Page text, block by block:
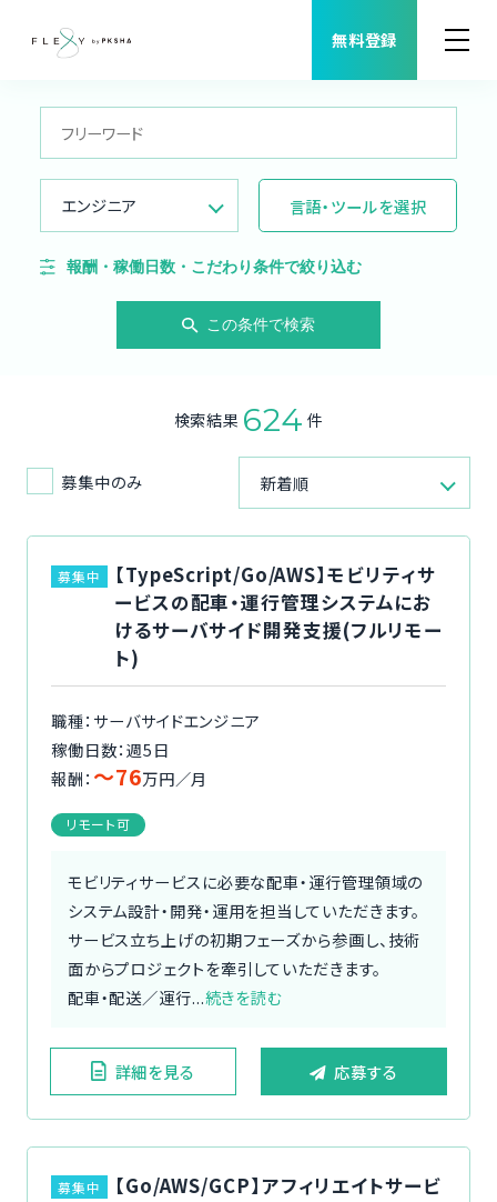
無料登録
案件検索
職種から案件を探す
FLEXYについて
コーディネーター紹介
イベント/マガジン
法人の方
今すぐ無料で登録
エンジニア 言語・ツールを選択
報酬・稼働日数・こだわり条件で絞り込む
この条件で検索
検索結果 624 件
募集中のみ 新着順
募集中
【TypeScript/Go/AWS】モビリティサ
ービスの配車・運行管理システムにお
けるサーバサイド開発支援(フルリモー
ト)
職種：サーバサイドエンジニア
稼働日数：週5日
報酬： 〜76万円／月
リモート可
モビリティサービスに必要な配車・運行管理領域の
システム設計・開発・運用を担当していただきます。
サービス立ち上げの初期フェーズから参画し、技術
面からプロジェクトを牽引していただきます。
配車・配送／運行...続きを読む
詳細を見る 応募する
募集中
【Go/AWS/GCP】アフィリエイトサービ